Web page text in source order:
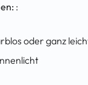
:
oder ganz